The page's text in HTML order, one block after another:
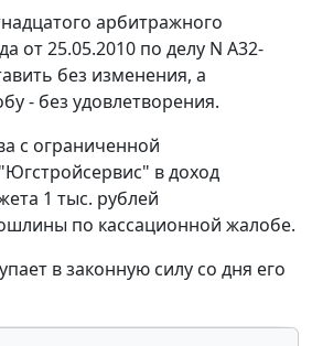
арбитражного
от 25.05.2010 по делу N А32-
без изменения, а
- без удовлетворения.
с ограниченной
в доход
1 тыс. рублей
по кассационной жалобе.
в законную силу со дня его